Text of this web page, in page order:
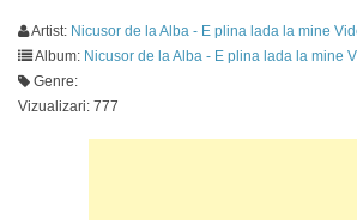
Artist: Nicusor de la Alba - E plina lada la mine
Album: Nicusor de la Alba - E plina lada la mine
Genre:
Vizualizari: 777